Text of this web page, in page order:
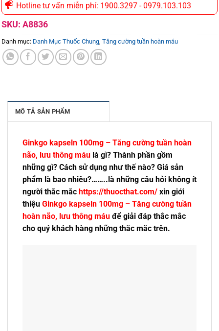
Hotline tư vấn miễn phí: 1900.3297 - 0979.103.103
SKU: A8836
Danh mục: Danh Mục Thuốc Chung Tăng cường tuần hoàn máu
MÔ TẢ SẢN PHẨM
Ginkgo kapseln 100mg – Tăng cường tuần hoàn
não, lưu thông máu là gì? Thành phần gồm
những gì? Cách sử dụng như thế nào? Giá sản
phẩm là bao nhiêu?……..là những câu hỏi không ít
người thắc mắc https://thuocthat.com/ xin giới
thiệu Ginkgo kapseln 100mg – Tăng cường tuần
hoàn não, lưu thông máu để giải đáp thắc mắc
cho quý khách hàng những thắc mắc trên.